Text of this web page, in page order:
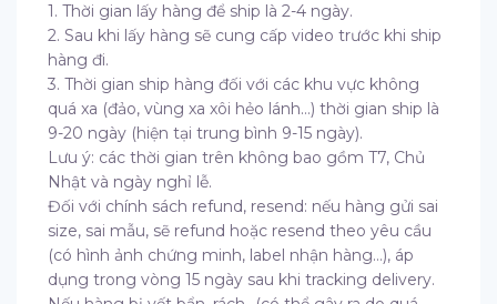
1. Thời gian lấy hàng để ship là 2-4 ngày.
2. Sau khi lấy hàng sẽ cung cấp video trước khi ship
hàng đi.
3. Thời gian ship hàng đối với các khu vực không
quá xa (đảo, vùng xa xôi hẻo lánh…) thời gian ship là
9-20 ngày (hiện tại trung bình 9-15 ngày).
Lưu ý: các thời gian trên không bao gồm T7, Chủ
Nhật và ngày nghỉ lễ.
Đối với chính sách refund, resend: nếu hàng gửi sai
size, sai mẫu, sẽ refund hoặc resend theo yêu cầu
(có hình ảnh chứng minh, label nhận hàng…), áp
dụng trong vòng 15 ngày sau khi tracking delivery.